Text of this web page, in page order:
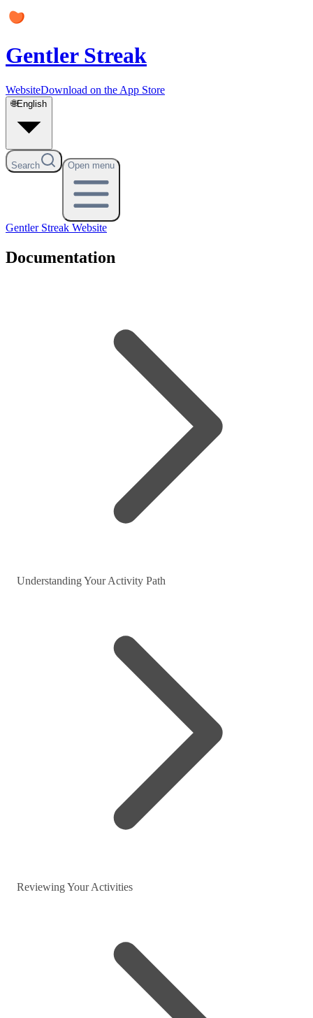
Gentler Streak
WebsiteDownload on the App Store
🌐English
Search Open menu
Gentler Streak Website
Documentation
Understanding Your Activity Path
Reviewing Your Activities